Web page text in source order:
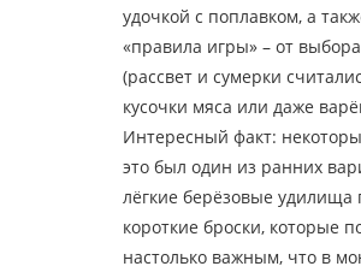
удочкой с поплавком, а
«правила игры» – от
(рассвет и сумерки
кусочки мяса или даже
Интересный факт:
это был один из ранних
лёгкие берёзовые удилища
короткие броски, которые
настолько важным, что в